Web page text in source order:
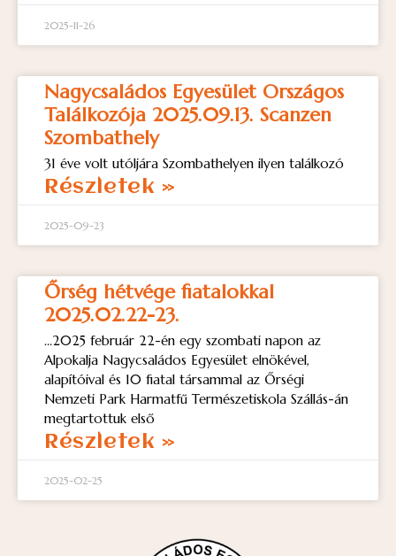
2025-11-26
Nagycsaládos Egyesület Országos
Találkozója 2025.09.13. Scanzen
Szombathely
31 éve volt utóljára Szombathelyen ilyen találkozó
Részletek »
2025-09-23
Őrség hétvége fiatalokkal
2025.02.22-23.
…2025 február 22-én egy szombati napon az
Alpokalja Nagycsaládos Egyesület elnökével,
alapítóival és 10 fiatal társammal az Őrségi
Nemzeti Park Harmatfű Természetiskola Szállás-án
megtartottuk első
Részletek »
2025-02-25